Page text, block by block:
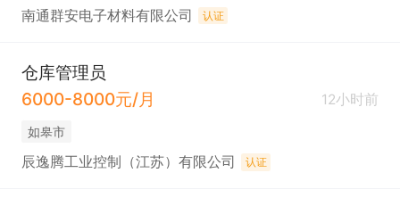
南通群安电子材料有限公司 认证
仓库管理员
6000-8000元/月
12小时前
如皋市
辰逸腾工业控制（江苏）有限公司 认证